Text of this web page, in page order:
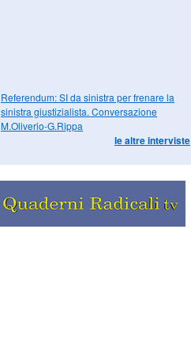
Referendum: SI da sinistra per frenare la
sinistra giustizialista. Conversazione
M.Oliverio-G.Rippa
le altre interviste